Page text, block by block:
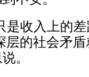
收入上的差
的社会矛
。